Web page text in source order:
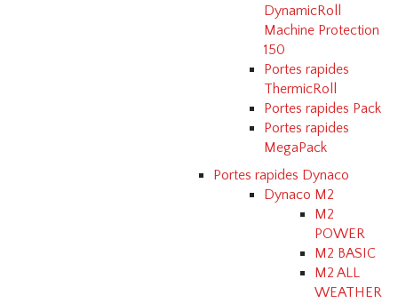
DynamicRoll
Machine Protection
150
Portes rapides
ThermicRoll
Portes rapides Pack
Portes rapides
MegaPack
Portes rapides Dynaco
Dynaco M2
M2
POWER
M2 BASIC
M2 ALL
WEATHER